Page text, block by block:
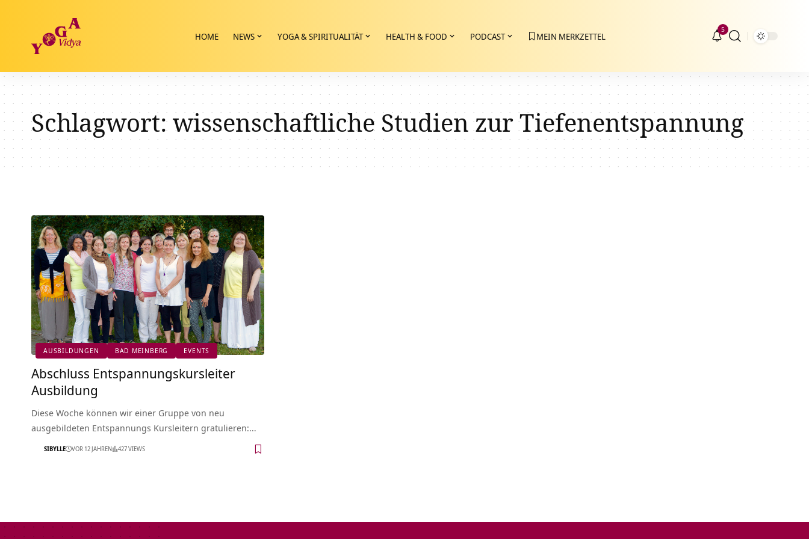
HOME NEWS YOGA & SPIRITUALITÄT HEALTH & FOOD PODCAST MEIN MERKZETTEL
5
Schlagwort:wissenschaftliche Studien zur Tiefenentspannung
AUSBILDUNGEN BAD MEINBERG EVENTS
Abschluss Entspannungskursleiter
Ausbildung
Diese Woche können wir einer Gruppe von neu
ausgebildeten Entspannungs Kursleitern gratulieren:…
SIBYLLE VOR 12 JAHREN 427 VIEWS